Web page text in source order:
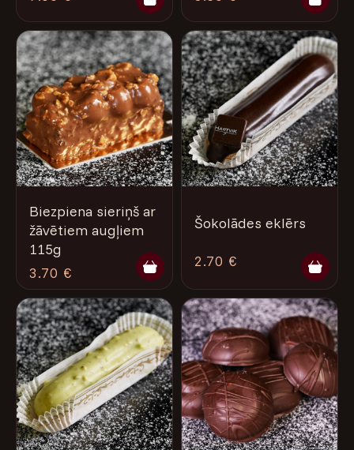
Biezpiena sieriņš ar
žāvētiem augļiem
115g
3.70 €
Šokolādes eklērs
2.70 €